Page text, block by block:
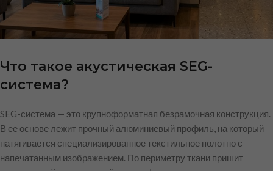
Что такое акустическая SEG-
система?
SEG-система — это крупноформатная безрамочная конструкция.
В ее основе лежит прочный алюминиевый профиль, на который
натягивается специализированное текстильное полотно с
напечатанным изображением. По периметру ткани пришит